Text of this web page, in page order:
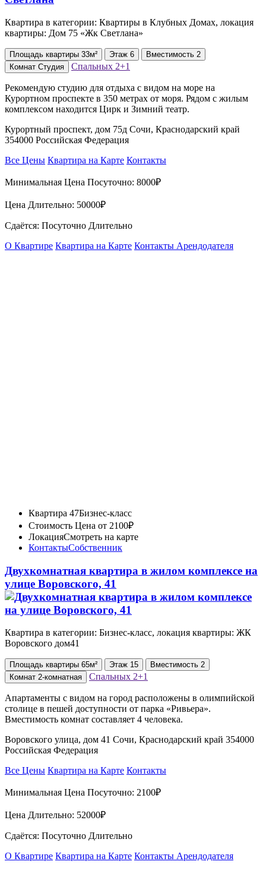
Квартира в категории: Квартиры в Клубных Домах, локация
квартиры: Дом 75 «Жк Светлана»
Площадь квартиры 33м² Этаж 6 Вместимость 2
Комнат Студия Спальных 2+1
Рекомендую студию для отдыха с видом на море на
Курортном проспекте в 350 метрах от моря. Рядом с жилым
комплексом находится Цирк и Зимний театр.
Курортный проспект, дом 75д Сочи, Краснодарский край
354000 Российская Федерация
Все Цены Квартира на Карте Контакты
Минимальная Цена Посуточно: 8000₽
Цена Длительно: 50000₽
Сдаётся: Посуточно Длительно
О Квартире Квартира на Карте Контакты Арендодателя
Квартира 47Бизнес-класс
Стоимость Цена от 2100₽
ЛокацияСмотреть на карте
КонтактыСобственник
Двухкомнатная квартира в жилом комплексе на
улице Воровского, 41
Квартира в категории: Бизнес-класс, локация квартиры: ЖК
Воровского дом41
Площадь квартиры 65м² Этаж 15 Вместимость 2
Комнат 2-комнатная Спальных 2+1
Апартаменты с видом на город расположены в олимпийской
столице в пешей доступности от парка «Ривьера».
Вместимость комнат составляет 4 человека.
Воровского улица, дом 41 Сочи, Краснодарский край 354000
Российская Федерация
Все Цены Квартира на Карте Контакты
Минимальная Цена Посуточно: 2100₽
Цена Длительно: 52000₽
Сдаётся: Посуточно Длительно
О Квартире Квартира на Карте Контакты Арендодателя